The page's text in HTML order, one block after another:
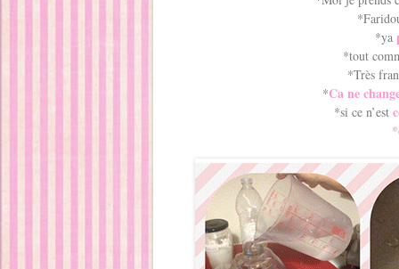
*ya
*tout
*Très
*Ca ne
*si ce n’est